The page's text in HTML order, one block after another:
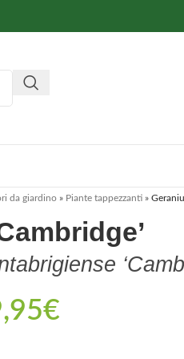
da giardino » Piante tappezzanti »
€